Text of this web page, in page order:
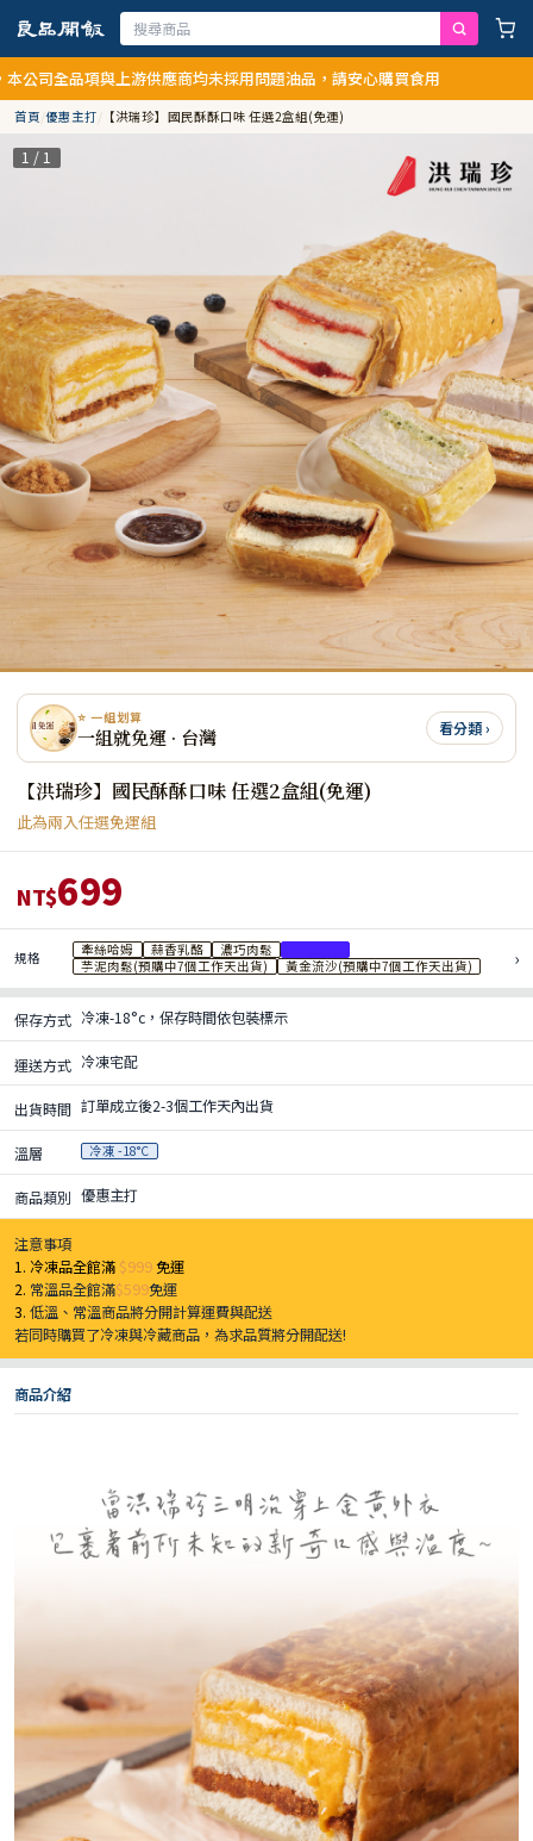
品項與上游供應商均未採用問題油品，請安心購買食用
首頁/優惠主打/ 【洪瑞珍】國民酥酥口味 任選2盒組(免運)
1 / 1
⭐ 一組划算
一組就免運 · 台灣 看分類 ›
【洪瑞珍】國民酥酥口味 任選2盒組(免運)
此為兩入任選免運組
NT$699
規格 牽絲哈姆 蒜香乳酪 濃巧肉鬆
芋泥肉鬆(預購中7個工作天出貨)
黃金流沙(預購中7個工作天出貨) ›
保存方式 冷凍-18°c，保存時間依包裝標示
運送方式 冷凍宅配
出貨時間 訂單成立後2-3個工作天內出貨
溫層 冷凍 -18°C
商品類別 優惠主打
注意事項
1. 冷凍品全館滿 $999免運
2. 常溫品全館滿$599免運
3.低溫、常溫商品將分開計算運費與配送
若同時購買了冷凍與冷藏商品，為求品質將分開配送!
商品介紹